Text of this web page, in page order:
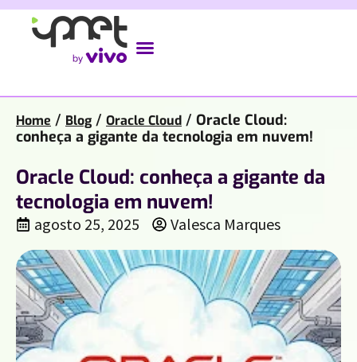
Home / Blog / Oracle Cloud / Oracle Cloud:
conheça a gigante da tecnologia em nuvem!
Oracle Cloud: conheça a gigante da
tecnologia em nuvem!
agosto 25, 2025 Valesca Marques